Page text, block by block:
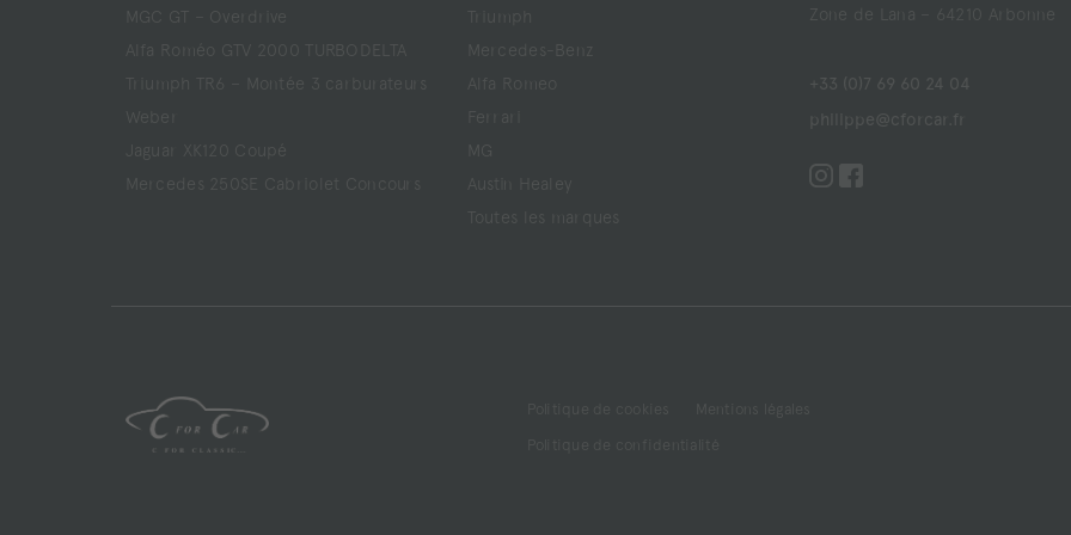
MGC GT – Overdrive
Alfa Roméo GTV 2000 TURBODELTA
Triumph TR6 – Montée 3 carburateurs
Weber
Jaguar XK120 Coupé
Mercedes 250SE Cabriolet Concours
Triumph
Mercedes-Benz
Alfa Romeo
Ferrari
MG
Austin Healey
Toutes les marques
Zone de Lana – 64210 Arbonne
+33 (0)7 69 60 24 04
philippe@cforcar.fr